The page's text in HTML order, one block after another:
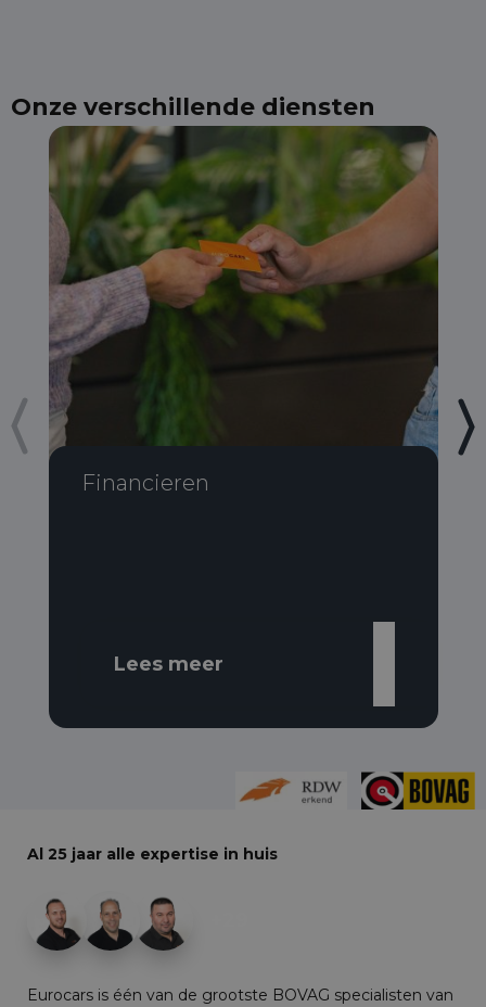
Onze verschillende diensten
Financieren
Lees meer
Al 25 jaar alle expertise in huis
Eurocars is één van de grootste BOVAG specialisten van